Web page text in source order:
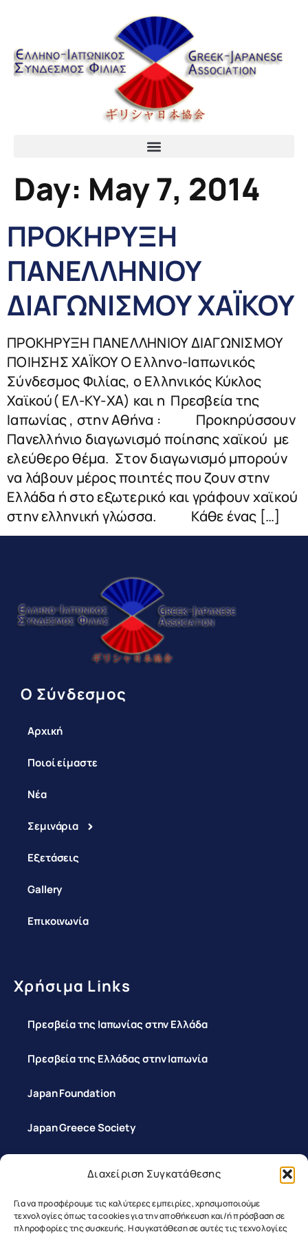
Διαχείριση Συγκατάθεσης
Για να προσφέρουμε τις καλύτερες εμπειρίες, χρησιμοποιούμε
τεχνολογίες όπως τα cookies για την αποθήκευση και/ή πρόσβαση σε
πληροφορίες της συσκευής. Η συγκατάθεση σε αυτές τις τεχνολογίες
Day: May 7, 2014
ΠΡΟΚΗΡΥΞΗ
ΠΑΝΕΛΛΗΝΙΟΥ
ΔΙΑΓΩΝΙΣΜΟΥ ΧΑΪΚΟΥ
ΠΡΟΚΗΡΥΞΗ ΠΑΝΕΛΛΗΝΙΟΥ ΔΙΑΓΩΝΙΣΜΟΥ
ΠΟΙΗΣΗΣ ΧΑΪΚΟΥ Ο Ελληνο-Ιαπωνικός
Σύνδεσμος Φιλίας, ο Ελληνικός Κύκλος
Χαϊκού( ΕΛ-ΚΥ-ΧΑ) και η Πρεσβεία της
Ιαπωνίας , στην Αθήνα : Προκηρύσσουν
Πανελλήνιο διαγωνισμό ποίησης χαϊκού με
ελεύθερο θέμα. Στον διαγωνισμό μπορούν
να λάβουν μέρος ποιητές που ζουν στην
Ελλάδα ή στο εξωτερικό και γράφουν χαϊκού
στην ελληνική γλώσσα. Κάθε ένας […]
Ο Σύνδεσμος
Αρχική
Ποιοί είμαστε
Νέα
Σεμινάρια
Εξετάσεις
Gallery
Επικοινωνία
Χρήσιμα Links
Πρεσβεία της Ιαπωνίας στην Ελλάδα
Πρεσβεία της Ελλάδας στην Ιαπωνία
Japan Foundation
Japan Greece Society
Επικοινωνία